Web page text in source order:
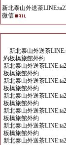
新北泰山外送茶
微信
新北泰山外送茶
約板橋旅館外約
新北泰山外送茶
板橋旅館外約
新北泰山外送茶
板橋旅館外約
新北泰山外送茶
板橋旅館外約
新北泰山外送茶
板橋旅館外約
新北泰山外送茶
板橋旅館外約
新北泰山外送茶